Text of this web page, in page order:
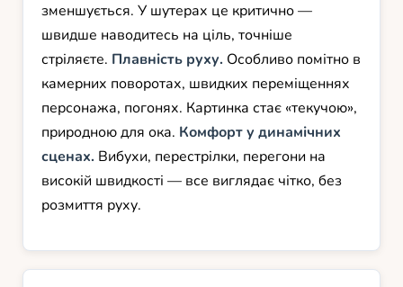
зменшується. У шутерах це критично —
швидше наводитесь на ціль, точніше
стріляєте. Плавність руху. Особливо помітно в
камерних поворотах, швидких переміщеннях
персонажа, погонях. Картинка стає «текучою»,
природною для ока. Комфорт у динамічних
сценах. Вибухи, перестрілки, перегони на
високій швидкості — все виглядає чітко, без
розмиття руху.